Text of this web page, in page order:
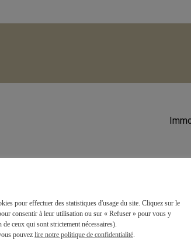
pour effectuer des statistiques d'usage du site. Cliquez sur le
consentir à leur utilisation ou sur « Refuser » pour vous y
de ceux qui sont strictement nécessaires).
pouvez lire notre politique de confidentialité